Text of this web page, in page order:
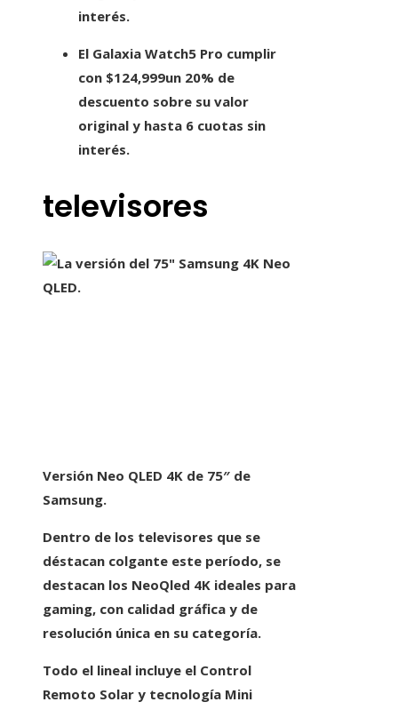
interés.
El Galaxia Watch5 Pro cumplir
con $124,999un 20% de
descuento sobre su valor
original y hasta 6 cuotas sin
interés.
televisores
Versión Neo QLED 4K de 75″ de
Samsung.
Dentro de los televisores que se
déstacan colgante este período, se
destacan los NeoQled 4K ideales para
gaming, con calidad gráfica y de
resolución única en su categoría.
Todo el lineal incluye el Control
Remoto Solar y tecnología Mini